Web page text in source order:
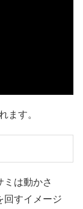
ます。
ミは動かさ
回すイメージ